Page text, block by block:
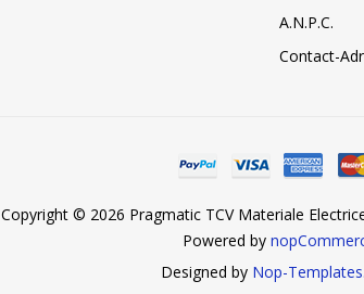
A.N.P.C.
Contact-
Copyright © 2026 Pragmatic TCV Materiale
Powered by
Designed by Nop-